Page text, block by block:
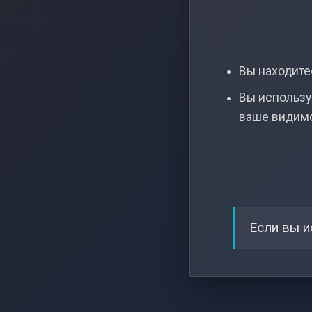
Вы
Вы
ваше
Если вы